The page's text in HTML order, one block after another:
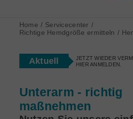
Hemden-Konfigurator
Designen Sie Ihr Maßhemd nach
Die beliebtesten Maßhemd-Designs.
Maßhemden für Firmen
Corporate Clothing nach Maß.
Designen Sie sich Ihren neuen
Home / Servicecenter /
Richtige Hemdgröße ermitteln /
Aktuell
JETZT WIEDER
HIER ANMELDEN.
Unterarm - richtig
maßnehmen